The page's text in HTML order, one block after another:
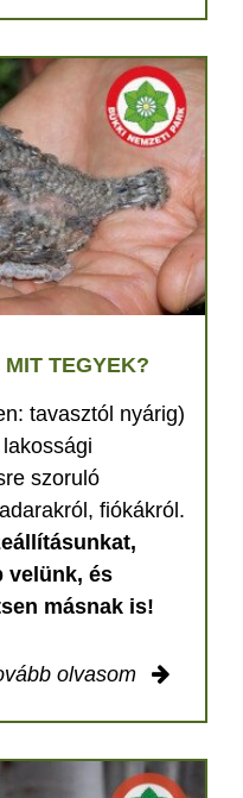
TEGYEK?
tavasztól nyárig)
szoruló
fiókákról.
velünk, és
másnak is!
olvasom